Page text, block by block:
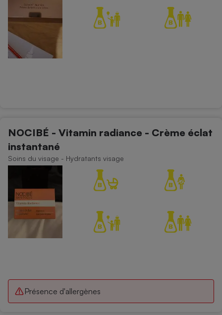
NOCIBÉ - Vitamin radiance - Crème éclat
instantané
Soins du visage - Hydratants visage
Présence d'allergènes